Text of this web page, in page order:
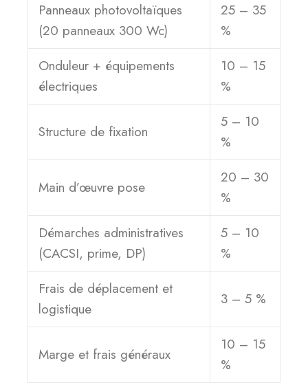
Panneaux photovoltaïques
(20 panneaux 300 Wc)
25 – 35
%
Onduleur + équipements
électriques
10 – 15
%
Structure de fixation
5 – 10
%
Main d’œuvre pose
20 – 30
%
Démarches administratives
(CACSI, prime, DP)
5 – 10
%
Frais de déplacement et
logistique
3 – 5 %
Marge et frais généraux
10 – 15
%